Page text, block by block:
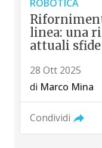
ROBOTICA
linea: una
attuali
28 Ott 2025
di Marco Mina
Condividi